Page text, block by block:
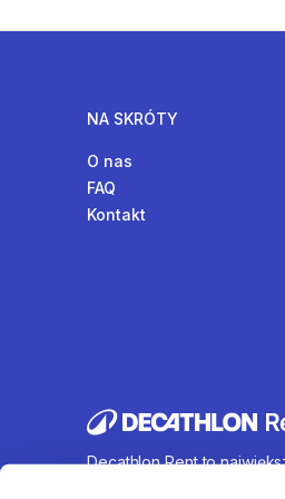
NA SKRÓTY
O nas
FAQ
Kontakt
Decathlon Rent to